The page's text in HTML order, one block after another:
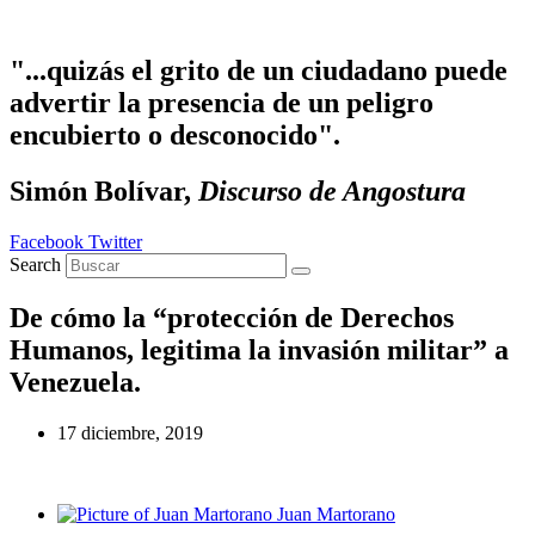
"...quizás el grito de un ciudadano puede
advertir la presencia de un peligro
encubierto o desconocido".
Simón Bolívar, Discurso de Angostura
Facebook Twitter
Search
De cómo la “protección de Derechos
Humanos, legitima la invasión militar” a
Venezuela.
17 diciembre, 2019
Juan Martorano